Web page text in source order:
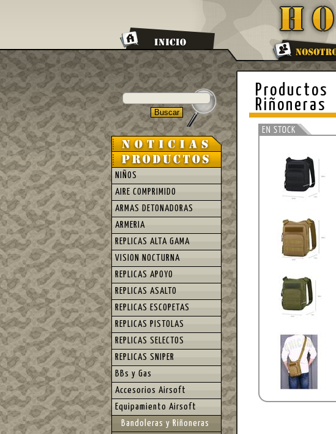
Productos
Riñoneras
NIÑOS
AIRE COMPRIMIDO
ARMAS DETONADORAS
ARMERIA
REPLICAS ALTA GAMA
VISION NOCTURNA
REPLICAS APOYO
REPLICAS ASALTO
REPLICAS ESCOPETAS
REPLICAS PISTOLAS
REPLICAS SELECTOS
REPLICAS SNIPER
BBs y Gas
Accesorios Airsoft
Equipamiento Airsoft
Bandoleras y Riñoneras